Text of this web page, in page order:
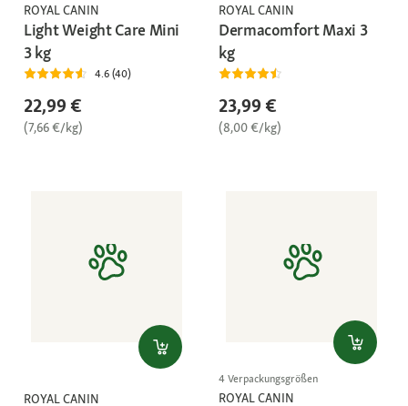
ROYAL CANIN
Light Weight Care Mini
3 kg
4.6 (40)
22,99 €
(7,66 €/kg)
ROYAL CANIN
Dermacomfort Maxi 3
kg
23,99 €
(8,00 €/kg)
ROYAL CANIN
4 Verpackungsgrößen
ROYAL CANIN